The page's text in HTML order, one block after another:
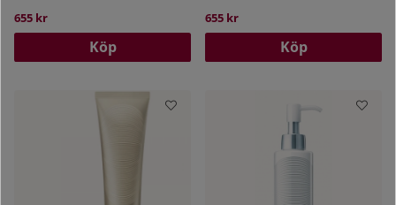
655 kr
Köp
655 kr
Köp